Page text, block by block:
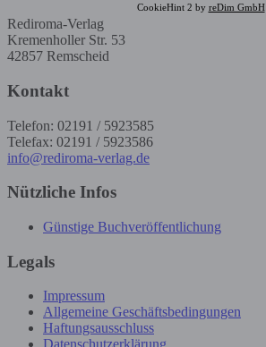
Rediroma-Verlag
Kremenholler Str. 53
42857 Remscheid
Kontakt
Telefon: 02191 / 5923585
Telefax: 02191 / 5923586
info@rediroma-verlag.de
Nützliche Infos
Günstige Buchveröffentlichung
Legals
Impressum
Allgemeine Geschäftsbedingungen
Haftungsausschluss
CookieHint 2 by reDim GmbH